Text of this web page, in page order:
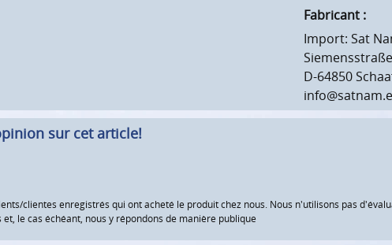
Fabricant :
Import: Sat
D-64850
sur cet article!
clientes enregistrés qui ont acheté le produit chez nous. Nous n'utilisons pas
le cas échéant, nous y répondons de manière publique